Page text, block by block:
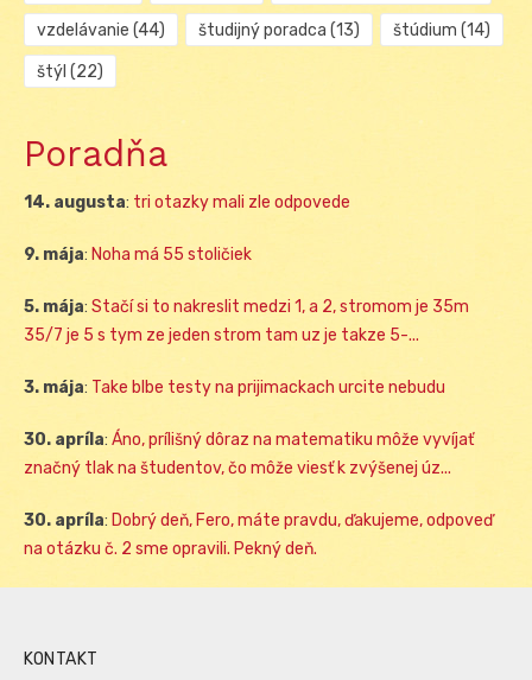
vzdelávanie (44) študijný poradca (13) štúdium (14)
štýl (22)
Poradňa
14. augusta: tri otazky mali zle odpovede
9. mája: Noha má 55 stoličiek
5. mája: Stačí si to nakreslit medzi 1, a 2, stromom je 35m
35/7 je 5 s tym ze jeden strom tam uz je takze 5-...
3. mája: Take blbe testy na prijimackach urcite nebudu
30. apríla: Áno, prílišný dôraz na matematiku môže vyvíjať
značný tlak na študentov, čo môže viesť k zvýšenej úz...
30. apríla: Dobrý deň, Fero, máte pravdu, ďakujeme, odpoveď
na otázku č. 2 sme opravili. Pekný deň.
KONTAKT